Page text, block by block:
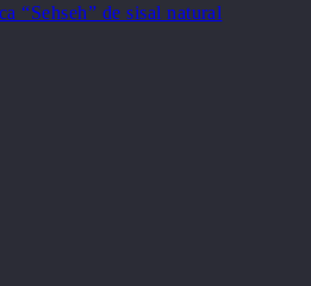
“Sehseh” de sisal natural